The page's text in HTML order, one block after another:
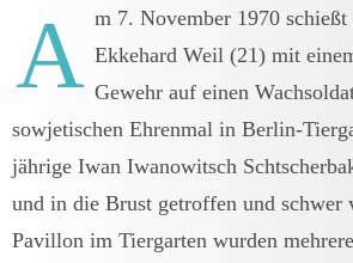
A m 7. November 1970 schießt
Ekkehard Weil (21) mit
Gewehr auf einen
sowjetischen Ehrenmal in Berlin-
jährige Iwan Iwanowitsch
und in die Brust getroffen und schwer
Pavillon im Tiergarten wurden